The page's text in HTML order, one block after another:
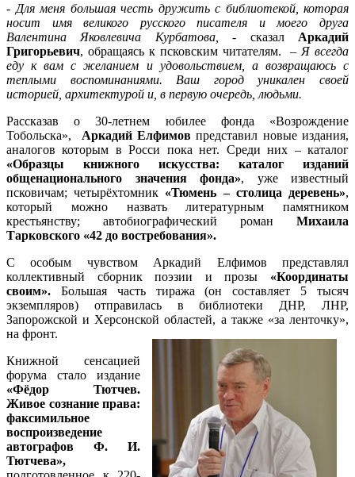
- Для меня большая честь дружить с библиотекой, которая
носит имя великого русского писателя и моего друга
Валентина Яковлевича Курбатова,
- сказал Аркадий
Григорьевич, обращаясь к псковским читателям. – Я всегда
еду к вам с желанием и удовольствием, а возвращаюсь с
теплыми воспоминаниями. Ваш город уникален своей
историей, архитектурой и, в первую очередь, людьми.
Рассказав о 30-летнем юбилее фонда «Возрождение
Тобольска», Аркадий Елфимов представил новые издания,
аналогов которым в Росси пока нет. Среди них – каталог
«Образцы книжного искусства: каталог изданий
общенационального значения фонда», уже известный
псковичам; четырёхтомник «Тюмень – столица деревень»,
который можно назвать литературным памятником
крестьянству; автобиографический роман Михаила
Тарковского «42 до востребования».
С особым чувством Аркадий Елфимов представлял
коллективный сборник поэзии и прозы «Координаты
своим». Большая часть тиража (он составляет 5 тысяч
экземпляров) отправилась в библиотеки ДНР, ЛНР,
Запорожской и Херсонской областей, а также «за ленточку»,
на фронт.
Книжной сенсацией
форума стало издание
«Фёдор Тютчев.
Живое сознание права:
факсимильное
воспроизведение
автографов Ф. И.
Тютчева»,